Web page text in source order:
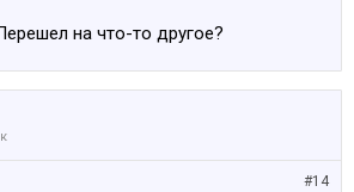
на что-то другое?
#14